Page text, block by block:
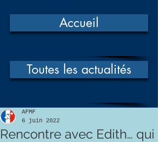
Accueil
Toutes les actualités
Rencontre avec Edith… qui
AFMF
6 juin 2022